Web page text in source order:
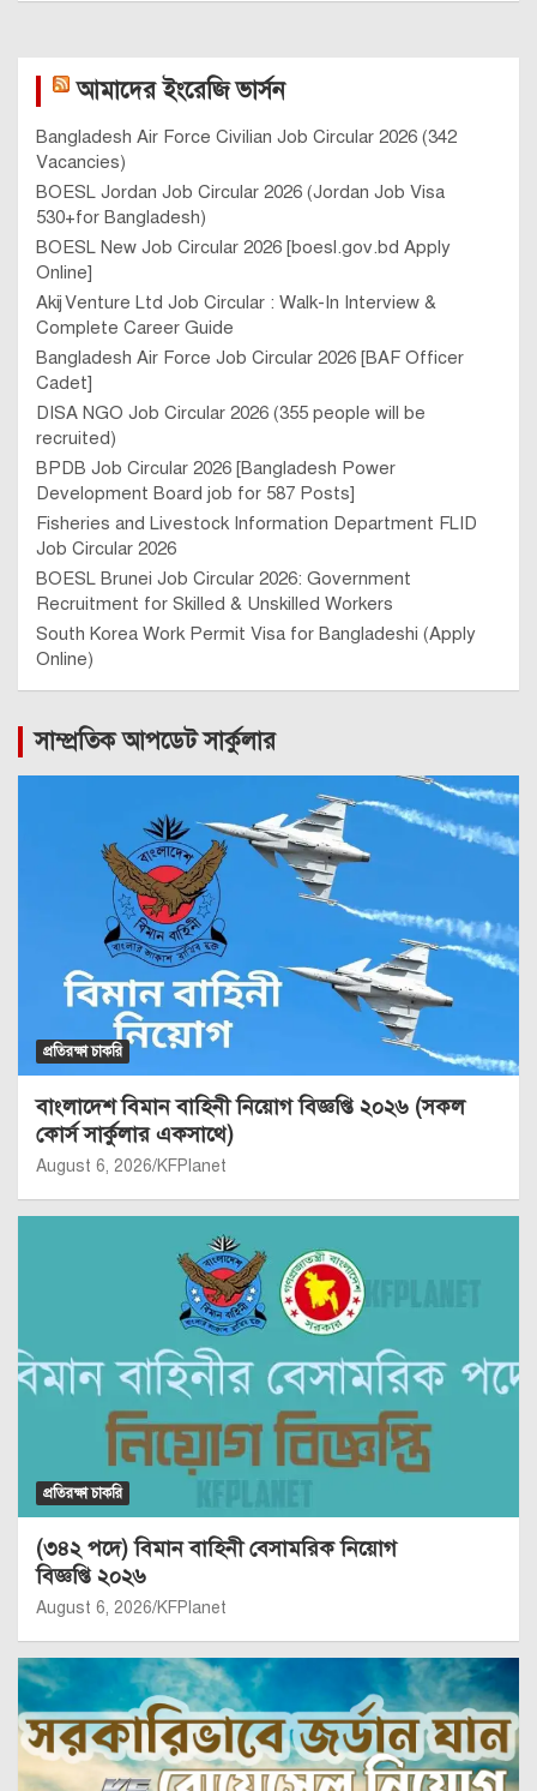
আমাদের ইংরেজি ভার্সন
Bangladesh Air Force Civilian Job Circular 2026 (342
Vacancies)
BOESL Jordan Job Circular 2026 (Jordan Job Visa
530+for Bangladesh)
BOESL New Job Circular 2026 [boesl.gov.bd Apply
Online]
Akij Venture Ltd Job Circular : Walk-In Interview &
Complete Career Guide
Bangladesh Air Force Job Circular 2026 [BAF Officer
Cadet]
DISA NGO Job Circular 2026 (355 people will be
recruited)
BPDB Job Circular 2026 [Bangladesh Power
Development Board job for 587 Posts]
Fisheries and Livestock Information Department FLID
Job Circular 2026
BOESL Brunei Job Circular 2026: Government
Recruitment for Skilled & Unskilled Workers
South Korea Work Permit Visa for Bangladeshi (Apply
Online)
সাম্প্রতিক আপডেট সার্কুলার
প্রতিরক্ষা চাকরি
বাংলাদেশ বিমান বাহিনী নিয়োগ বিজ্ঞপ্তি ২০২৬ (সকল
কোর্স সার্কুলার একসাথে)
August 6, 2026 KFPlanet
প্রতিরক্ষা চাকরি
(৩৪২ পদে) বিমান বাহিনী বেসামরিক নিয়োগ
বিজ্ঞপ্তি ২০২৬
August 6, 2026 KFPlanet